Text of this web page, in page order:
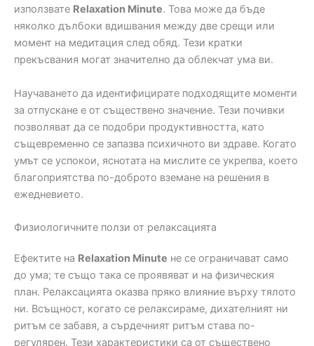
използвате Relaxation Minute. Това може да бъде
няколко дълбоки вдишвания между две срещи или
момент на медитация след обяд. Тези кратки
прекъсвания могат значително да облекчат ума ви.
Научаването да идентифицирате подходящите моменти
за отпускане е от съществено значение. Тези почивки
позволяват да се подобри продуктивността, като
същевременно се запазва психичното ви здраве. Когато
умът се успокои, яснотата на мислите се укрепва, което
благоприятства по-доброто вземане на решения в
ежедневието.
Физиологичните ползи от релаксацията
Ефектите на Relaxation Minute не се ограничават само
до ума; те също така се проявяват и на физическия
план. Релаксацията оказва пряко влияние върху тялото
ни. Всъщност, когато се релаксираме, дихателният ни
ритъм се забавя, а сърдечният ритъм става по-
регулярен. Тези характеристики са от съществено